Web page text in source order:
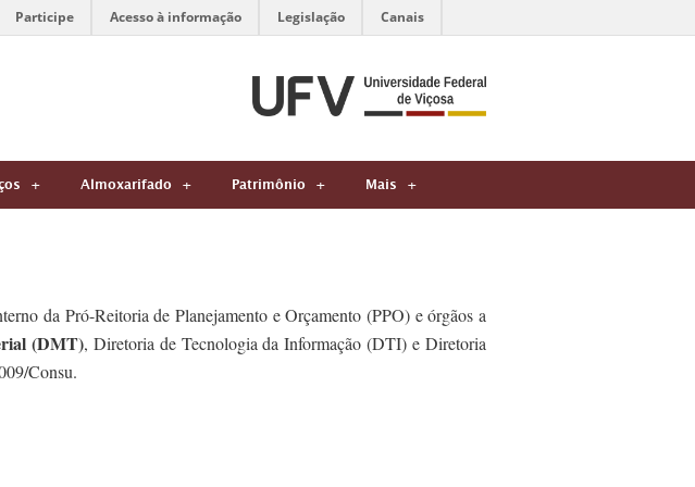
Participe Acesso à informação Legislação Canais
Almoxarifado Patrimônio Mais
da Pró-Reitoria de Planejamento e Orçamento (PPO) e órgãos a
(DMT), Diretoria de Tecnologia da Informação (DTI) e Diretoria
Consu.